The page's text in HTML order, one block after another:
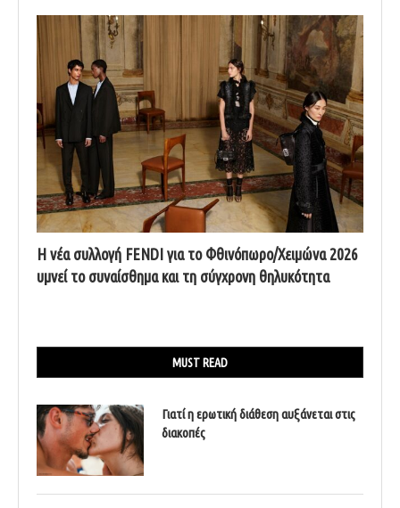
Η νέα συλλογή FENDI για το Φθινόπωρο/Χειμώνα 2026
υμνεί το συναίσθημα και τη σύγχρονη θηλυκότητα
MUST READ
Γιατί η ερωτική διάθεση αυξάνεται στις
διακοπές